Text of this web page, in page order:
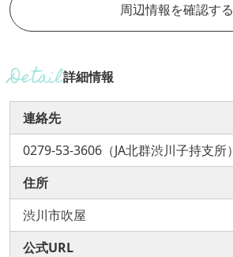
周辺情報を確認する
詳細情報
連絡先
0279-53-3606（JA北群渋川子持支所）
住所
渋川市吹屋
公式URL